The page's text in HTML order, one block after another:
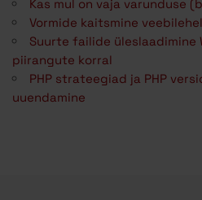
Kas mul on vaja varunduse
Vormide kaitsmine veebilehel
Suurte failide üleslaadimine
piirangute korral
PHP strateegiad ja PHP
uuendamine